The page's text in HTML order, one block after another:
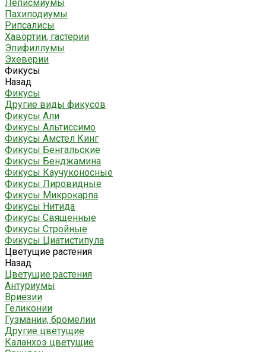
Леписмиумы
Пахиподиумы
Рипсалисы
Хавортии, гастерии
Эпифиллумы
Эхеверии
Фикусы
Назад
Фикусы
Другие виды фикусов
Фикусы Али
Фикусы Альтиссимо
Фикусы Амстел Кинг
Фикусы Бенгальские
Фикусы Бенджамина
Фикусы Каучуконосные
Фикусы Лировидные
Фикусы Микрокарпа
Фикусы Нитида
Фикусы Священные
Фикусы Стройные
Фикусы Циатистипула
Цветущие растения
Назад
Цветущие растения
Антуриумы
Вриезии
Геликонии
Гузмании, бромелии
Другие цветущие
Каланхоэ цветущие